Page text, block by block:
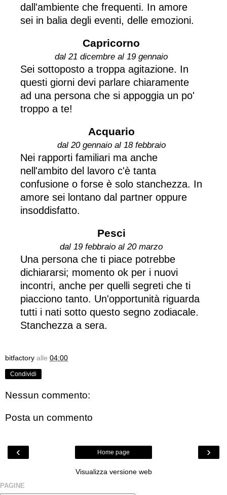
dall'ambiente che frequenti. In amore
sei in balia degli eventi, delle emozioni.
Capricorno
dal 21 dicembre al 19 gennaio
Sei sottoposto a troppa agitazione. In
questi giorni devi parlare chiaramente
ad una persona che si appoggia un po'
troppo a te!
Acquario
dal 20 gennaio al 18 febbraio
Nei rapporti familiari ma anche
nell'ambito del lavoro c'è tanta
confusione o forse è solo stanchezza. In
amore sei lontano dal partner oppure
insoddisfatto.
Pesci
dal 19 febbraio al 20 marzo
Una persona che ti piace potrebbe
dichiararsi; momento ok per i nuovi
incontri, anche per quelli segreti che ti
piacciono tanto. Un'opportunità riguarda
tutti i nati sotto questo segno zodiacale.
Stanchezza a sera.
bitfactory alle 04:00
Condividi
Nessun commento:
Posta un commento
‹ ›
Home page
Visualizza versione web
PAGINE